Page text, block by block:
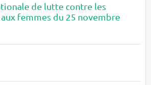
de lutte contre les
femmes du 25 novembre